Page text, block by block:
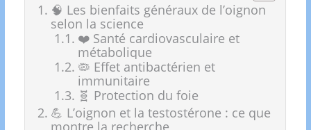
🧠 Les bienfaits généraux de l’oignon
selon la science
❤️ Santé cardiovasculaire et
métabolique
🦠 Effet antibactérien et
immunitaire
🧬 Protection du foie
💪 L’oignon et la testostérone : ce que
montre la recherche